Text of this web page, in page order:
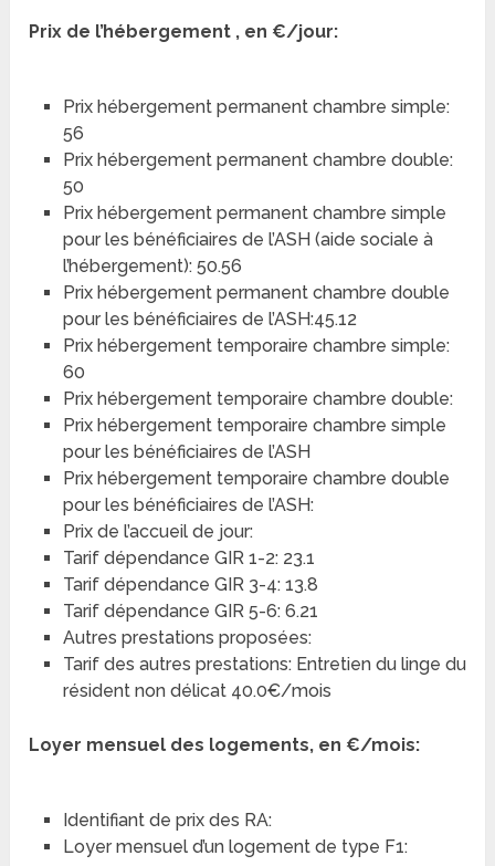
Prix de l’hébergement , en €/jour:
Prix hébergement permanent chambre simple:
56
Prix hébergement permanent chambre double:
50
Prix hébergement permanent chambre simple
pour les bénéficiaires de l’ASH (aide sociale à
l’hébergement): 50.56
Prix hébergement permanent chambre double
pour les bénéficiaires de l’ASH:45.12
Prix hébergement temporaire chambre simple:
60
Prix hébergement temporaire chambre double:
Prix hébergement temporaire chambre simple
pour les bénéficiaires de l’ASH
Prix hébergement temporaire chambre double
pour les bénéficiaires de l’ASH:
Prix de l’accueil de jour:
Tarif dépendance GIR 1-2: 23.1
Tarif dépendance GIR 3-4: 13.8
Tarif dépendance GIR 5-6: 6.21
Autres prestations proposées:
Tarif des autres prestations: Entretien du linge du
résident non délicat 40.0€/mois
Loyer mensuel des logements, en €/mois:
Identifiant de prix des RA:
Loyer mensuel d’un logement de type F1: